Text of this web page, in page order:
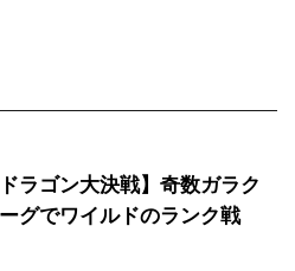
ドラゴン大決戦】奇数ガラク
グでワイルドのランク戦